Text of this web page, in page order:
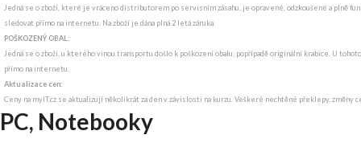
Jedná se o zboží, které je vráceno distributorem po servisním zásahu, je opravené, odzkoušené a plně
sledovat přímo na internetu. Na zboží je dána plná 2 letá záruka.
POŠKOZENÝ OBAL:
Jedná se o zboží, u kterého vinou transportu došlo k poškození obalu, popřípadě originální krabice. U
přímo na internetu.
Aktualizace cen:
Ceny na myIT.cz se aktualizují několikrát za den v závislosti na kurzu. Veškeré nechtěné překlepy, změny
PC, Notebooky